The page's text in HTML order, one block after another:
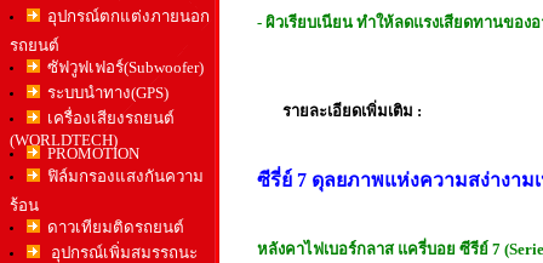
อุปกรณ์ตกแต่งภายนอก
รถยนต์
ซัฟวูฟเฟอร์(Subwoofer)
ระบบนำทาง(GPS)
เครื่องเสียงรถยนต์
(WORLDTECH)
PROMOTION
ฟิล์มกรองแสงกันความ
ร้อน
ดาวเทียมติดรถยนต์
อุปกรณ์เพิ่มสมรรถนะ
- ผิวเรียบเนียน ทำให้ลดแรงเสียดทานของ
รายละเอียดเพิ่มเติม :
ซีรี่ย์ 7 ดุลยภาพแห่งความสง่างาม
หลังคาไฟเบอร์กลาส แครี่บอย ซีรีย์ 7